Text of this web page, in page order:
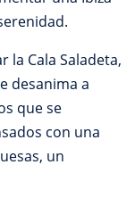
la Cala Saladeta,
desanima a
que se
con una
un